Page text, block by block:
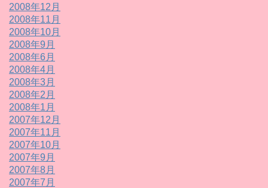
2008年12月
2008年11月
2008年10月
2008年9月
2008年6月
2008年4月
2008年3月
2008年2月
2008年1月
2007年12月
2007年11月
2007年10月
2007年9月
2007年8月
2007年7月